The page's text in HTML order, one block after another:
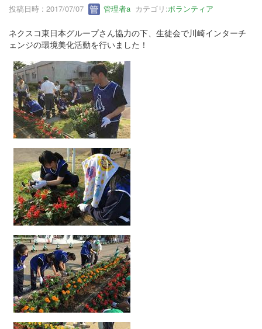
投稿日時 : 2017/07/07 管理者a カテゴリ:ボランティア
ネクスコ東日本グループさん協力の下、生徒会で川崎インターチ
ェンジの環境美化活動を行いました！